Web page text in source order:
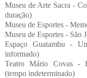
Museu de Arte Sacra -
duração)
Museu de Esportes -
Museu de Esportes - São
Espaço Guatambu -
informado)
Teatro Mário Covas -
(tempo indeterminado)